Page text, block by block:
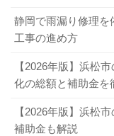
静岡で雨漏り修理を
工事の進め方
【2026年版】浜松
化の総額と補助金を
【2026年版】浜松
補助金も解説